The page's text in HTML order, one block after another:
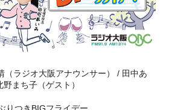
（ラジオ大阪アナウンサー） / 田中あ
野まち子（ゲスト）